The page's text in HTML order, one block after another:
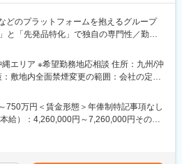
エリアを跨いでの転勤はないため、転勤
プロジェクト以降も希望や適性に応じ
げる働き方：
挑戦、新薬PJなど市場価値を高める機
じたプロジェクトを提示するなどフレキ
できます。その他、本社部門（マネージ
どのプラットフォームを抱えるグループ
と「先発品特化」で独自の専門性／勤務
ィング／販促事業を展開する当社にて、
ある製薬企業でのMR活動に従事いただき
縄エリア ※希望勤務地応相談 住所：九州/沖
敷地内全面禁煙変更の範囲：会社の定め
750万円＜賃金形態＞年俸制特記事項なし
給）：4,260,000円～7,260,000円その他